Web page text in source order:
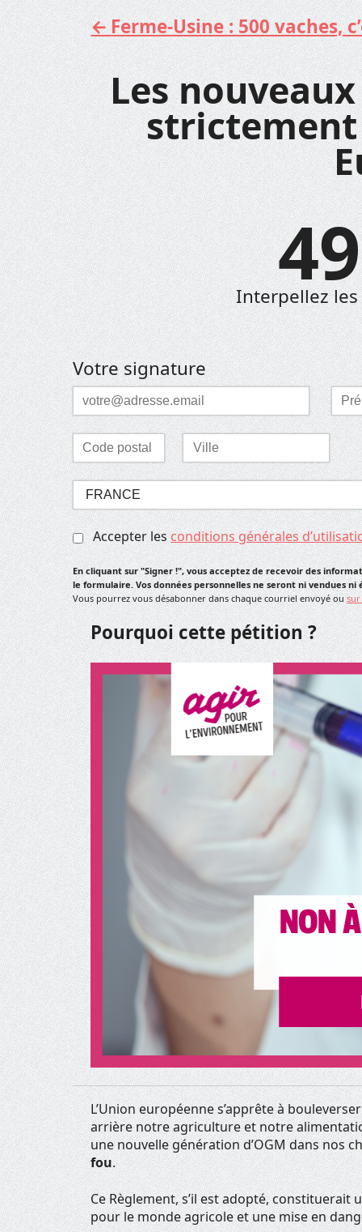
Aller
au
contenu
Ferme-Usine : 500 vaches,
Les
Interpellez
Votre signature
Courriel
*
Laisser ce champ vide
*
Code
postal
*
Ville
*
Sélectionnez
votre
pays
*
Accepter lesconditions générales
En cliquant sur "Signer !", vous acceptez de recevoir des
le formulaire. Vos données personnelles ne seront ni vendues
Vous pourrez vous désabonner dans chaque courriel envoyé ousur
Pourquoi cette pétition ?
L’Union européenne s’apprête à
arrière notre agriculture et notre
une nouvelle génération d’OGM dans nos
fou.
Ce Règlement, s’il est adopté,
pour le monde agricole et une mise en